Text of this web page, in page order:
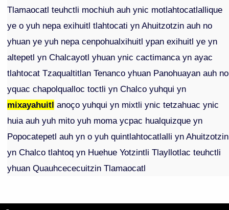
Tlamaocatl teuhctli mochiuh auh ynic motlahtocatlallique
ye o yuh nepa exihuitl tlahtocati yn Ahuitzotzin auh no
yhuan ye yuh nepa cenpohualxihuitl ypan exihuitl ye yn
altepetl yn Chalcayotl yhuan ynic cactimanca yn ayac
tlahtocat Tzaqualtitlan Tenanco yhuan Panohuayan auh no
yquac chapolqualloc toctli yn Chalco yuhqui yn
mixayahuitl anoço yuhqui yn mixtli ynic tetzahuac ynic
huia auh yuh mito yuh moma ycpac hualquizque yn
Popocatepetl auh yn o yuh quintlahtocatlalli yn Ahuitzotzin
yn Chalco tlahtoq yn Huehue Yotzintli Tlayllotlac teuhctli
yhuan Quauhcececuitzin Tlamaocatl